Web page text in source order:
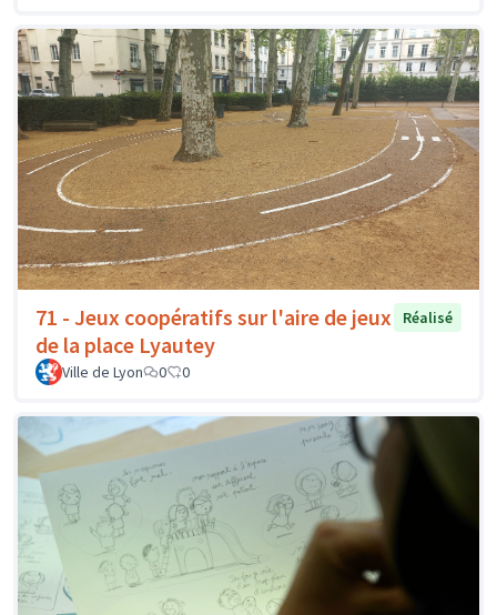
71 - Jeux coopératifs sur l'aire de jeux
de la place Lyautey
Réalisé
Ville de Lyon 0 0